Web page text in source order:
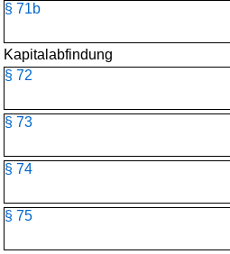
§ 71b
Kapitalabfindung
§ 72
§ 73
§ 74
§ 75